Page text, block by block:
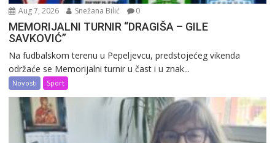
Aug 7, 2026 Snežana Bilić 0
MEMORIJALNI TURNIR “DRAGIŠA – GILE
SAVKOVIĆ”
Na fudbalskom terenu u Pepeljevcu, predstojećeg vikenda
održaće se Memorijalni turnir u čast i u znak...
Novosti Sport